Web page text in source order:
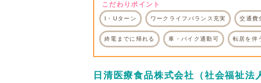
こだわりポイント
I・Uターン ワークライフバランス充実 交通費
終電までに帰れる 車・バイク通勤可 転居を伴
日清医療食品株式会社（社会福祉法